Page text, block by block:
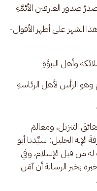
العارفين الأئمَّةِ
الشهر على أظهر الأقوال-
وأهل النبوَّةِ
الرأس لأهل الرئاسةِ
التنزيل، ومعالمَ
الجليل: سيِّدنا أبو
من قبل الإسلام، وفي
بخبر الرسالة أن آمَن